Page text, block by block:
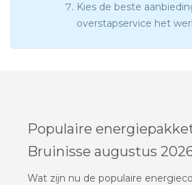
Kies de beste
overstapservice het
Populaire
Bruinisse augustus
Wat zijn nu de populaire